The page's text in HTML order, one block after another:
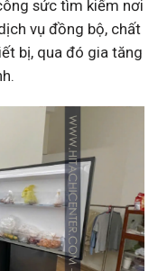
sức tìm kiếm nơi
vụ đồng bộ, chất
bị, qua đó gia tăng